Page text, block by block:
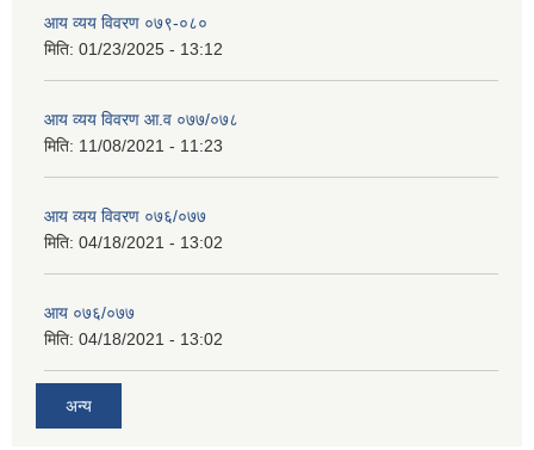
आय व्यय विवरण ०७९-०८०
मिति: 01/23/2025 - 13:12
आय व्यय विवरण आ.व ०७७/०७८
मिति: 11/08/2021 - 11:23
आय व्यय विवरण ०७६/०७७
मिति: 04/18/2021 - 13:02
आय ०७६/०७७
मिति: 04/18/2021 - 13:02
अन्य